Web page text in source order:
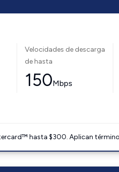
Velocidades de descarga
de hasta
150Mbps
hasta $300. Aplican